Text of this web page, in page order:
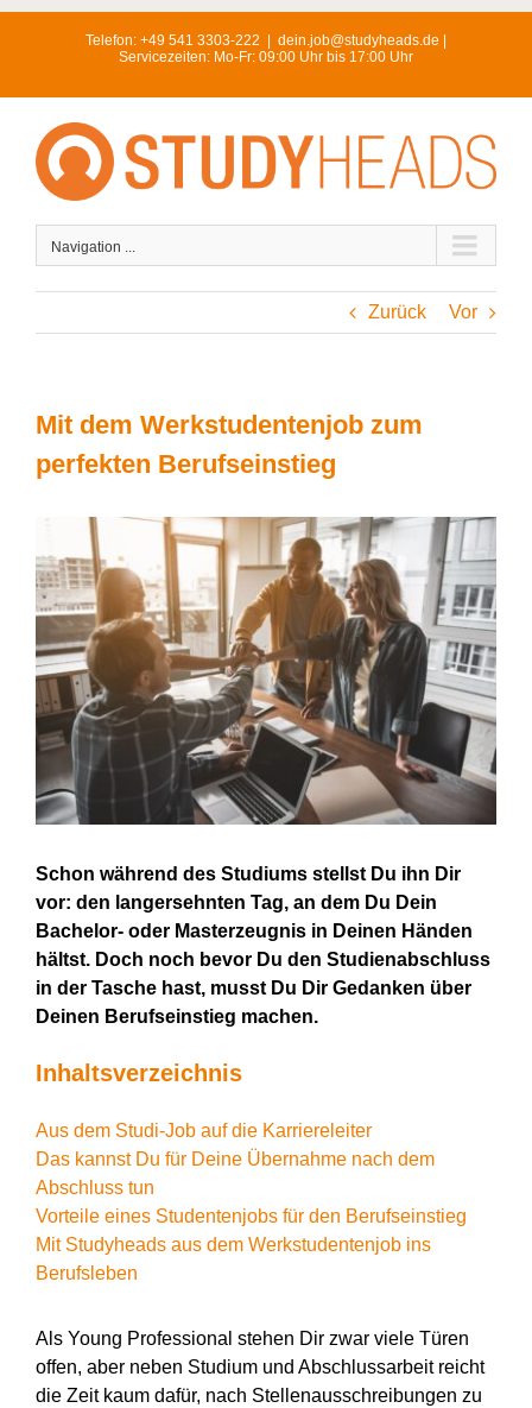
Telefon: +49 541 3303-222
dein.job@studyheads.de |
Servicezeiten: Mo-Fr: 09:00 Uhr bis 17:00 Uhr
Navigation ...
Zurück Vor
Mit dem Werkstudentenjob zum
perfekten Berufseinstieg
Larger
Image
Schon während des Studiums stellst Du ihn Dir
vor: den langersehnten Tag, an dem Du Dein
Bachelor- oder Masterzeugnis in Deinen Händen
hältst. Doch noch bevor Du den Studienabschluss
in der Tasche hast, musst Du Dir Gedanken über
Deinen Berufseinstieg machen.
Inhaltsverzeichnis
Aus dem Studi-Job auf die Karriereleiter
Das kannst Du für Deine Übernahme nach dem
Abschluss tun
Vorteile eines Studentenjobs für den Berufseinstieg
Mit Studyheads aus dem Werkstudentenjob ins
Berufsleben
Als Young Professional stehen Dir zwar viele Türen
offen, aber neben Studium und Abschlussarbeit reicht
die Zeit kaum dafür, nach Stellenausschreibungen zu